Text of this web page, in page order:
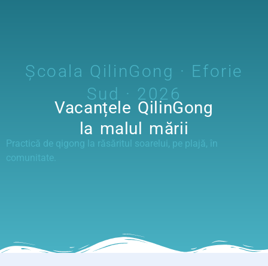
Școala QilinGong · Eforie
Sud · 2026
Vacanțele QilinGong
la malul mării
Practică de qigong la răsăritul soarelui, pe plajă, în
comunitate.